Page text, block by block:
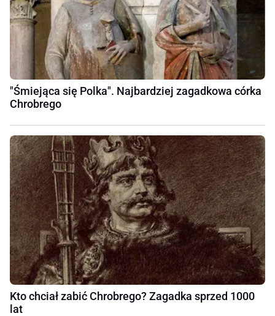
"Śmiejąca się Polka". Najbardziej zagadkowa córka
Chrobrego
Kto chciał zabić Chrobrego? Zagadka sprzed 1000
lat